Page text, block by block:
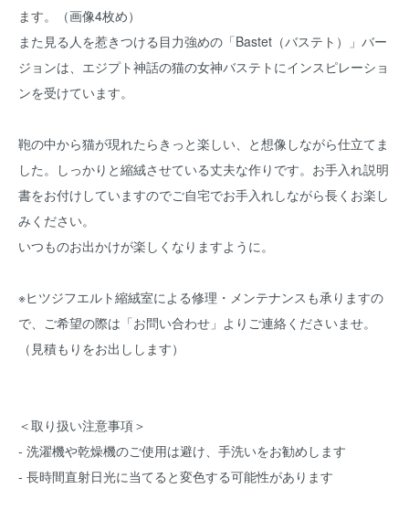
ます。（画像4枚め）
また見る人を惹きつける目力強めの「Bastet（バステト）」バー
ジョンは、エジプト神話の猫の女神バステトにインスピレーショ
ンを受けています。
鞄の中から猫が現れたらきっと楽しい、と想像しながら仕立てま
した。しっかりと縮絨させている丈夫な作りです。お手入れ説明
書をお付けしていますのでご自宅でお手入れしながら長くお楽し
みください。
いつものお出かけが楽しくなりますように。
※ヒツジフエルト縮絨室による修理・メンテナンスも承りますの
で、ご希望の際は「お問い合わせ」よりご連絡くださいませ。
（見積もりをお出しします）
＜取り扱い注意事項＞
- 洗濯機や乾燥機のご使用は避け、手洗いをお勧めします
- 長時間直射日光に当てると変色する可能性があります